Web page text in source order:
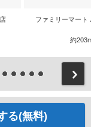
ファミリーマート
約
る(無料)